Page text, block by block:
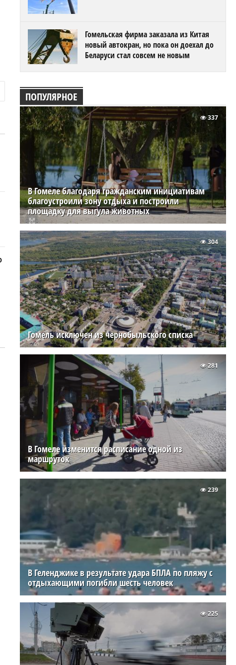
Гомельская фирма заказала из Китая
новый автокран, но пока он доехал до
Беларуси стал совсем не новым
ПОПУЛЯРНОЕ
В Гомеле благодаря гражданским инициативам
благоустроили зону отдыха и построили
площадку для выгула животных
337
Гомель исключен из чернобыльского списка
304
В Гомеле изменится расписание одной из
маршруток
281
В Геленджике в результате удара БПЛА по пляжу с
отдыхающими погибли шесть человек
239
225